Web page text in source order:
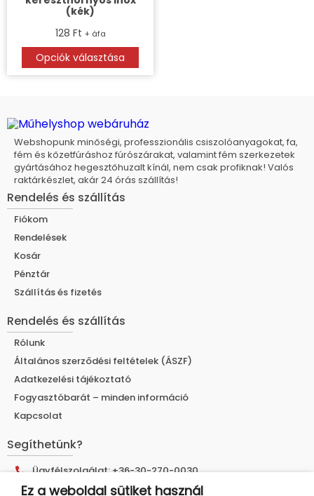
(kék)
128 Ft + áfa
Opciók választása
Webshopunk minőségi, professzionális csiszolóanyagokat, fa,
fém és kőzetfúráshoz fúrószárakat, valamint fém szerkezetek
gyártásához hegesztőhuzalt kínál, nem csak profiknak! Valós
raktárkészlet, akár 24 órás szállítás!
Rendelés és szállítás
Fiókom
Rendelések
Kosár
Pénztár
Szállítás és fizetés
Rendelés és szállítás
Rólunk
Általános szerződési feltételek (ÁSZF)
Adatkezelési tájékoztató
Fogyasztóbarát – minden információ
Kapcsolat
Segíthetünk?
Ügyfélszolgálat: +36-30-270-0030
Ez a weboldal sütiket használ